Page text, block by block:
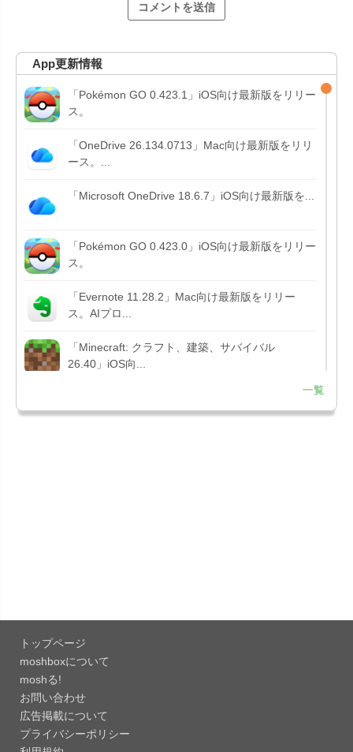
App更新情報
「Pokémon GO 0.423.1」iOS向け最新版をリリー
ス。
「OneDrive 26.134.0713」Mac向け最新版をリリ
ース。...
「Microsoft OneDrive 18.6.7」iOS向け最新版を...
「Pokémon GO 0.423.0」iOS向け最新版をリリー
ス。
「Evernote 11.28.2」Mac向け最新版をリリー
ス。AIプロ...
「Minecraft: クラフト、建築、サバイバル
26.40」iOS向...
151.0.7922....
「Google 翻訳 10.31.311」iOS向け最新版をリリ
ース。
「Microsoft Excel 2.112.3」iOS向け最新版をリ
リ...
一覧
トップページ
moshboxについて
moshる!
お問い合わせ
広告掲載について
プライバシーポリシー